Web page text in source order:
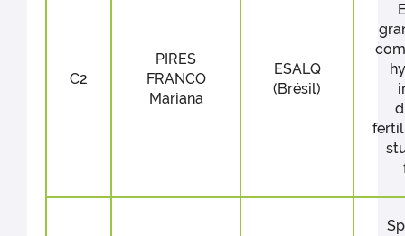
C2
PIRES
FRANCO
Mariana
ESALQ
(Brésil)